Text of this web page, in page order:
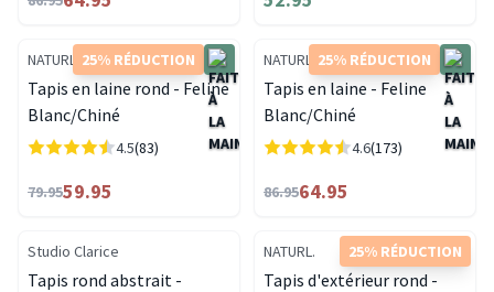
25% RÉDUCTION
NATURL.
Tapis en laine rond - Feline
Blanc/Chiné
4.5(83)
79.9559.95
25% RÉDUCTION
NATURL.
Tapis en laine - Feline
Blanc/Chiné
4.6(173)
86.9564.95
Studio Clarice
Tapis rond abstrait -
25% RÉDUCTION
NATURL.
Tapis d'extérieur rond -